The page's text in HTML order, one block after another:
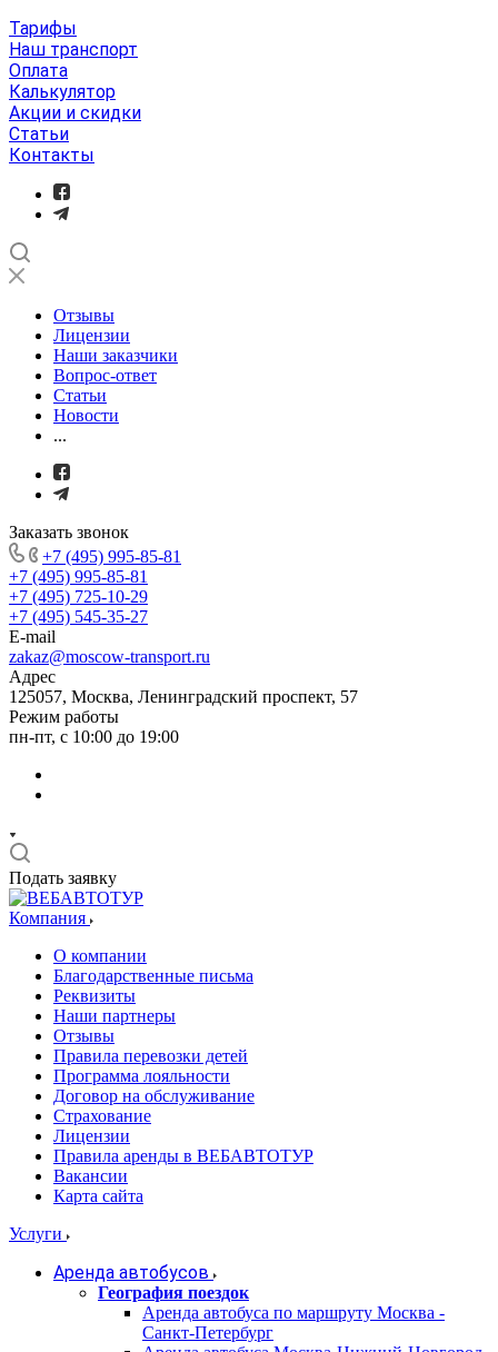
Тарифы
Наш транспорт
Оплата
Калькулятор
Акции и скидки
Статьи
Контакты
Отзывы
Лицензии
Наши заказчики
Вопрос-ответ
Статьи
Новости
...
Заказать звонок
+7 (495) 995-85-81
+7 (495) 995-85-81
+7 (495) 725-10-29
+7 (495) 545-35-27
E-mail
zakaz@moscow-transport.ru
Адрес
125057, Москва, Ленинградский проспект, 57
Режим работы
пн-пт, с 10:00 до 19:00
Подать заявку
Компания
О компании
Благодарственные письма
Реквизиты
Наши партнеры
Отзывы
Правила перевозки детей
Программа лояльности
Договор на обслуживание
Страхование
Лицензии
Правила аренды в ВЕБАВТОТУР
Вакансии
Карта сайта
Услуги
Аренда автобусов
География поездок
Аренда автобуса по маршруту Москва -
Санкт-Петербург